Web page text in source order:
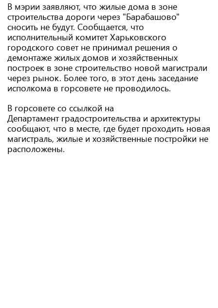
В мэрии заявляют, что жилые дома в зоне
строительства дороги через "Барабашово"
сносить не будут. Сообщается, что
исполнительный комитет Харьковского
городского совет не принимал решения о
демонтаже жилых домов и хозяйственных
построек в зоне строительство новой магистрали
через рынок. Более того, в этот день заседание
исполкома в горсовете не проводилось.
В горсовете со ссылкой на
Департамент градостроительства и архитектуры
сообщают, что в месте, где будет проходить новая
магистраль, жилые и хозяйственные постройки не
расположены.